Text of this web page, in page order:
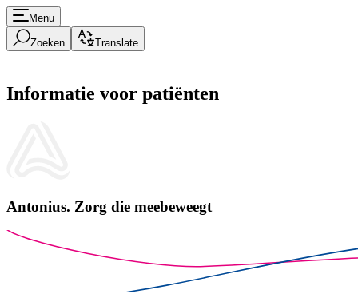
Menu
Zoeken Translate
Informatie voor patiënten
Antonius. Zorg die meebeweegt